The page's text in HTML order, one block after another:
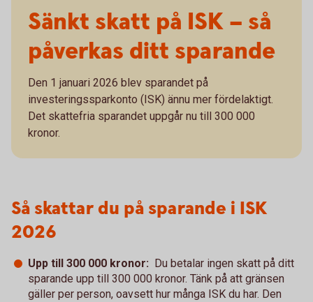
Sänkt skatt på ISK – så
påverkas ditt sparande
Den 1 januari 2026 blev sparandet på
investeringssparkonto (ISK) ännu mer fördelaktigt.
Det skattefria sparandet uppgår nu till 300 000
kronor.
Så skattar du på sparande i ISK
2026
Upp till 300 000 kronor: Du betalar ingen skatt på ditt
sparande upp till 300 000 kronor. Tänk på att gränsen
gäller per person, oavsett hur många ISK du har. Den